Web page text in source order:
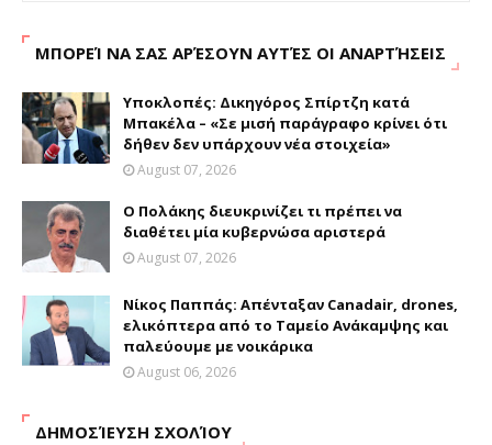
ΜΠΟΡΕΊ ΝΑ ΣΑΣ ΑΡΈΣΟΥΝ ΑΥΤΈΣ ΟΙ ΑΝΑΡΤΉΣΕΙΣ
Υποκλοπές: Δικηγόρος Σπίρτζη κατά
Μπακέλα – «Σε μισή παράγραφο κρίνει ότι
δήθεν δεν υπάρχουν νέα στοιχεία»
August 07, 2026
Ο Πολάκης διευκρινίζει τι πρέπει να
διαθέτει μία κυβερνώσα αριστερά
August 07, 2026
Νίκος Παππάς: Απένταξαν Canadair, drones,
ελικόπτερα από το Ταμείο Ανάκαμψης και
παλεύουμε με νοικάρικα
August 06, 2026
ΔΗΜΟΣΊΕΥΣΗ ΣΧΟΛΊΟΥ